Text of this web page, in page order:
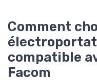
Comment
compatible
Facom